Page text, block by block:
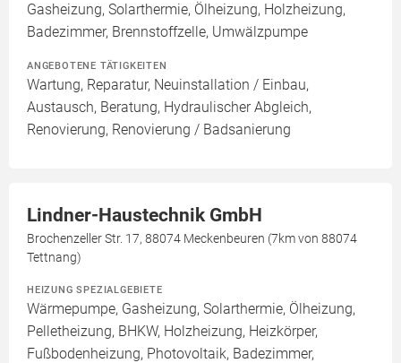
Gasheizung, Solarthermie, Ölheizung, Holzheizung,
Badezimmer, Brennstoffzelle, Umwälzpumpe
ANGEBOTENE TÄTIGKEITEN
Wartung, Reparatur, Neuinstallation / Einbau,
Austausch, Beratung, Hydraulischer Abgleich,
Renovierung, Renovierung / Badsanierung
Lindner-Haustechnik GmbH
Brochenzeller Str. 17, 88074 Meckenbeuren (7km von 88074
Tettnang)
HEIZUNG SPEZIALGEBIETE
Wärmepumpe, Gasheizung, Solarthermie, Ölheizung,
Pelletheizung, BHKW, Holzheizung, Heizkörper,
Fußbodenheizung, Photovoltaik, Badezimmer,